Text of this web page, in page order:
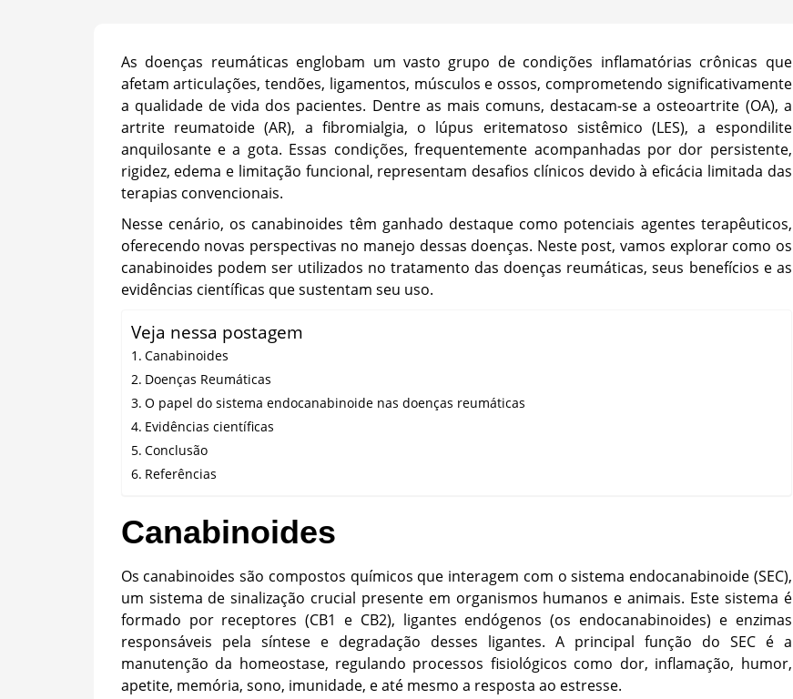
As doenças reumáticas englobam um vasto grupo de condições inflamatórias crônicas que
afetam articulações, tendões, ligamentos, músculos e ossos, comprometendo significativamente
a qualidade de vida dos pacientes. Dentre as mais comuns, destacam-se a osteoartrite (OA), a
artrite reumatoide (AR), a fibromialgia, o lúpus eritematoso sistêmico (LES), a espondilite
anquilosante e a gota. Essas condições, frequentemente acompanhadas por dor persistente,
rigidez, edema e limitação funcional, representam desafios clínicos devido à eficácia limitada das
terapias convencionais.
Nesse cenário, os canabinoides têm ganhado destaque como potenciais agentes terapêuticos,
oferecendo novas perspectivas no manejo dessas doenças. Neste post, vamos explorar como os
canabinoides podem ser utilizados no tratamento das doenças reumáticas, seus benefícios e as
evidências científicas que sustentam seu uso.
Veja nessa postagem
Canabinoides
Doenças Reumáticas
O papel do sistema endocanabinoide nas doenças reumáticas
Evidências científicas
Conclusão
Referências
Canabinoides
Os canabinoides são compostos químicos que interagem com o sistema endocanabinoide (SEC),
um sistema de sinalização crucial presente em organismos humanos e animais. Este sistema é
formado por receptores (CB1 e CB2), ligantes endógenos (os endocanabinoides) e enzimas
responsáveis pela síntese e degradação desses ligantes. A principal função do SEC é a
manutenção da homeostase, regulando processos fisiológicos como dor, inflamação, humor,
apetite, memória, sono, imunidade, e até mesmo a resposta ao estresse.